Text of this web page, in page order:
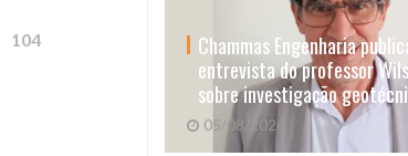
104
Chammas Engenharia
entrevista do professor
sobre investigação
05/08/2026